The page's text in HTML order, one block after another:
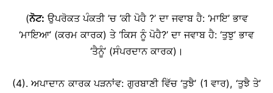
(ਨੋਟ: ਉਪਰੋਕਤ ਪੰਕਤੀ ’ਚ ‘ਕੀ ਪੋਹੈ ?’ ਦਾ ਜਵਾਬ ਹੈ: ‘ਮਾਇ’ ਭਾਵ
‘ਮਾਇਆ’ (ਕਰਮ ਕਾਰਕ) ਤੇ ‘ਕਿਸ ਨੂੰ ਪੋਹੈ?’ ਦਾ ਜਵਾਬ ਹੈ: ‘ਤੁਝੁ’ ਭਾਵ
‘ਤੈਨੂੰ’ (ਸੰਪਰਦਾਨ ਕਾਰਕ)।
(4). ਅਪਾਦਾਨ ਕਾਰਕ ਪੜਨਾਂਵ: ਗੁਰਬਾਣੀ ਵਿੱਚ ‘ਤੁਝੈ’ (1 ਵਾਰ), ‘ਤੁਝੈ ਤੇ’